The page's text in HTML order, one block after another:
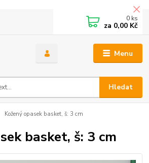
Menu
Hledat
0 ks
za 0,00 Kč
Kožený opasek basket, š: 3 cm
basket, š: 3 cm